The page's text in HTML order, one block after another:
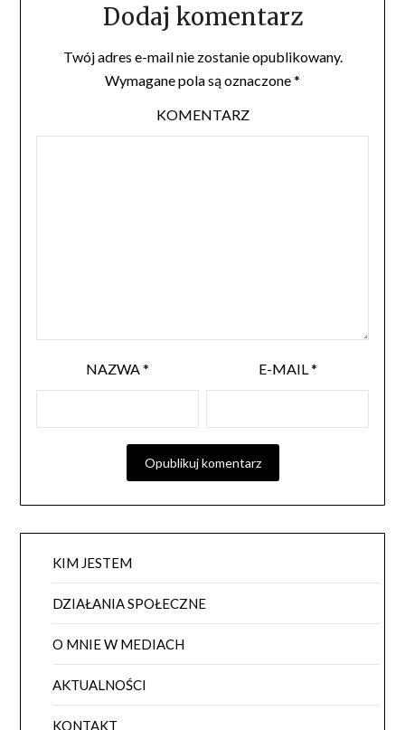
Dodaj komentarz
Twój adres e-mail nie zostanie opublikowany.
Wymagane pola są oznaczone*
KOMENTARZ
NAZWA* E-MAIL*
KIM JESTEM
DZIAŁANIA SPOŁECZNE
O MNIE W MEDIACH
AKTUALNOŚCI
KONTAKT